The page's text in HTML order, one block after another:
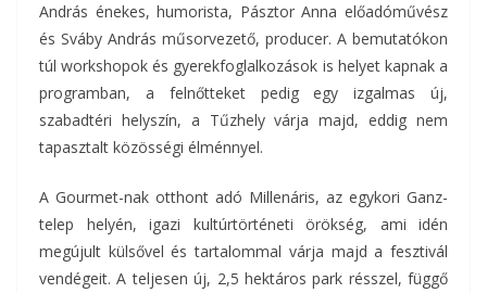
András énekes, humorista, Pásztor Anna előadóművész
és Sváby András műsorvezető, producer. A bemutatókon
túl workshopok és gyerekfoglalkozások is helyet kapnak a
programban, a felnőtteket pedig egy izgalmas új,
szabadtéri helyszín, a Tűzhely várja majd, eddig nem
tapasztalt közösségi élménnyel.
A Gourmet-nak otthont adó Millenáris, az egykori Ganz-
telep helyén, igazi kultúrtörténeti örökség, ami idén
megújult külsővel és tartalommal várja majd a fesztivál
vendégeit. A teljesen új, 2,5 hektáros park résszel, függő